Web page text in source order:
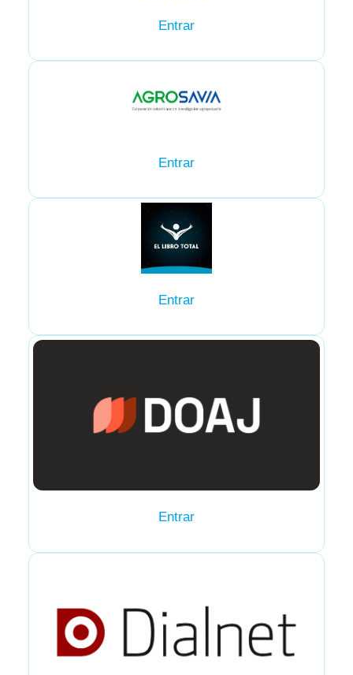
Entrar
Entrar
Entrar
Entrar